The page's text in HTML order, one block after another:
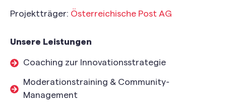
Projektträger: Österreichische Post AG
Unsere Leistungen
Coaching zur Innovationsstrategie
Moderationstraining & Community-
Management